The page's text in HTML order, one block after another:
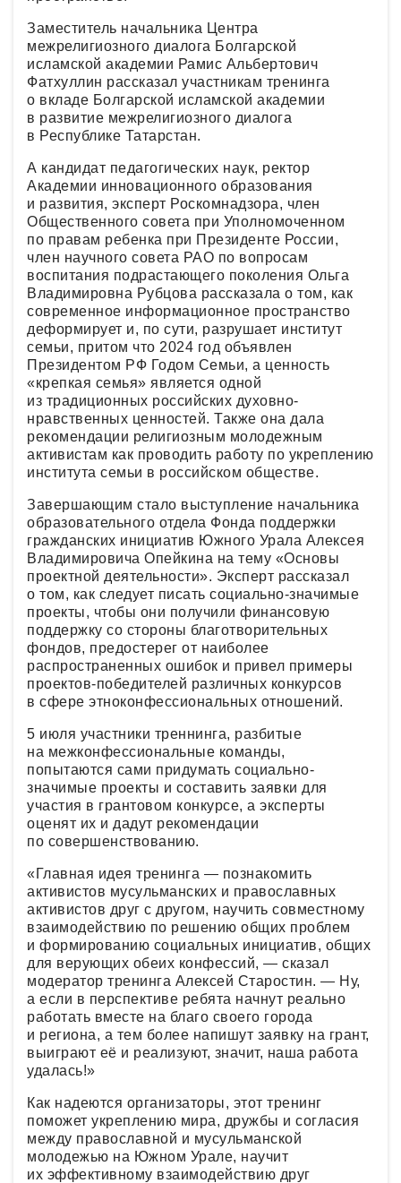
Заместитель начальника Центра
межрелигиозного диалога Болгарской
исламской академии Рамис Альбертович
Фатхуллин рассказал участникам тренинга
о вкладе Болгарской исламской академии
в развитие межрелигиозного диалога
в Республике Татарстан.
А кандидат педагогических наук, ректор
Академии инновационного образования
и развития, эксперт Роскомнадзора, член
Общественного совета при Уполномоченном
по правам ребенка при Президенте России,
член научного совета РАО по вопросам
воспитания подрастающего поколения Ольга
Владимировна Рубцова рассказала о том, как
современное информационное пространство
деформирует и, по сути, разрушает институт
семьи, притом что 2024 год объявлен
Президентом РФ Годом Семьи, а ценность
«крепкая семья» является одной
из традиционных российских духовно-
нравственных ценностей. Также она дала
рекомендации религиозным молодежным
активистам как проводить работу по укреплению
института семьи в российском обществе.
Завершающим стало выступление начальника
образовательного отдела Фонда поддержки
гражданских инициатив Южного Урала Алексея
Владимировича Опейкина на тему «Основы
проектной деятельности». Эксперт рассказал
о том, как следует писать социально-значимые
проекты, чтобы они получили финансовую
поддержку со стороны благотворительных
фондов, предостерег от наиболее
распространенных ошибок и привел примеры
проектов-победителей различных конкурсов
в сфере этноконфессиональных отношений.
5 июля участники треннинга, разбитые
на межконфессиональные команды,
попытаются сами придумать социально-
значимые проекты и составить заявки для
участия в грантовом конкурсе, а эксперты
оценят их и дадут рекомендации
по совершенствованию.
«Главная идея тренинга — познакомить
активистов мусульманских и православных
активистов друг с другом, научить совместному
взаимодействию по решению общих проблем
и формированию социальных инициатив, общих
для верующих обеих конфессий, — сказал
модератор тренинга Алексей Старостин. — Ну,
а если в перспективе ребята начнут реально
работать вместе на благо своего города
и региона, а тем более напишут заявку на грант,
выиграют её и реализуют, значит, наша работа
удалась!»
Как надеются организаторы, этот тренинг
поможет укреплению мира, дружбы и согласия
между православной и мусульманской
молодежью на Южном Урале, научит
их эффективному взаимодействию друг